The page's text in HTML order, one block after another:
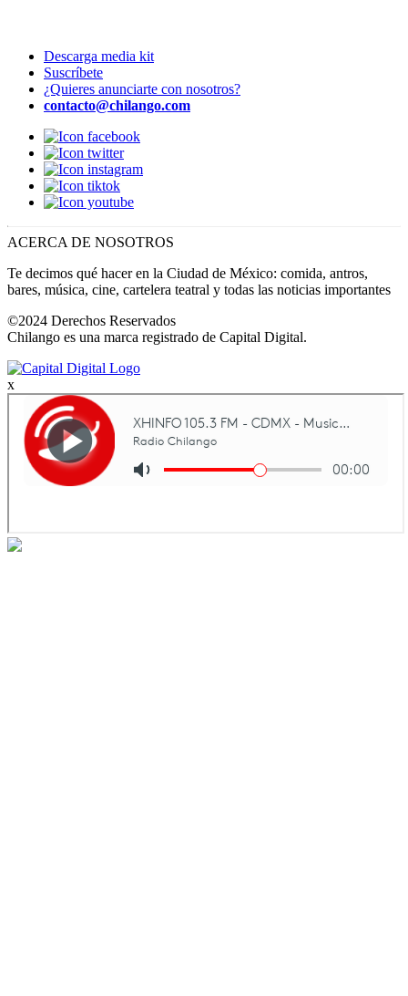
Descarga media kit
Suscríbete
¿Quieres anunciarte con nosotros?
contacto@chilango.com
ACERCA DE NOSOTROS
Te decimos qué hacer en la Ciudad de México: comida, antros,
bares, música, cine, cartelera teatral y todas las noticias importantes
©2024 Derechos Reservados
Chilango es una marca registrado de Capital Digital.
x